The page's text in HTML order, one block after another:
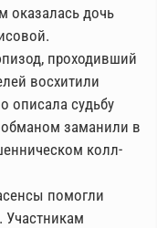
оказалась дочь
проходивший
восхитили
описала судьбу
заманили в
колл-
помогли
Участникам